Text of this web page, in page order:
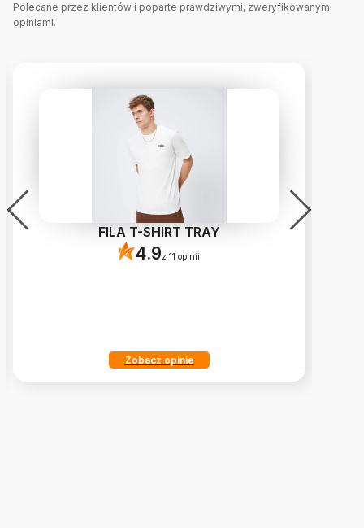
Polecane przez klientów i poparte prawdziwymi, zweryfikowanymi
opiniami.
FILA T-SHIRT TRAY
4.9z 11 opinii
Zobacz opinie